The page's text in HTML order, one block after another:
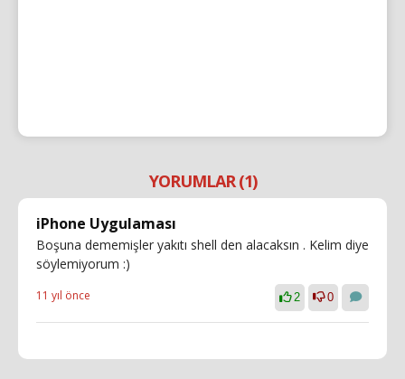
YORUMLAR (1)
iPhone Uygulaması
Boşuna dememişler yakıtı shell den alacaksın . Kelim diye
söylemiyorum :)
11 yıl önce 2 0